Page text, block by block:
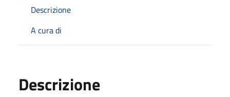
Descrizione
A cura di
Descrizione